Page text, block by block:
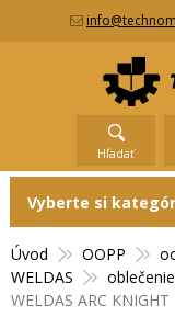
Hľadať
Úvod OOPP
WELDAS
WELDAS ARC KNIGHT
Vyberte si